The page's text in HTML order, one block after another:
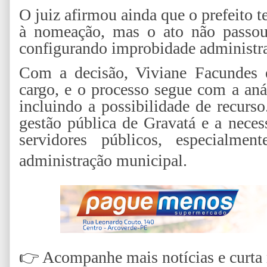
O juiz afirmou ainda que o prefeito
à nomeação, mas o ato não
configurando improbidade
Com a decisão, Viviane Facundes
cargo, e o processo segue com a
incluindo a possibilidade de
gestão pública de Gravatá e a
servidores públicos,
administração municipal.
👉 Acompanhe mais notícias e curta